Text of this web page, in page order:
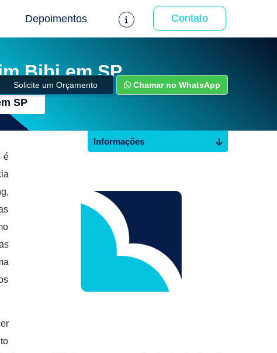
Depoimentos Contato
Bibi em SP
SP
Solicite um Orçamento Chamar no WhatsApp
é
Informações